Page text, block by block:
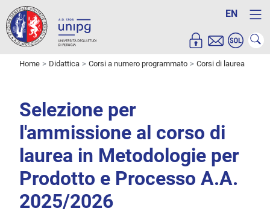
EN
Home Didattica Corsi a numero programmato Corsi di laurea
Selezione per
l'ammissione al corso di
laurea in Metodologie per
Prodotto e Processo A.A.
2025/2026